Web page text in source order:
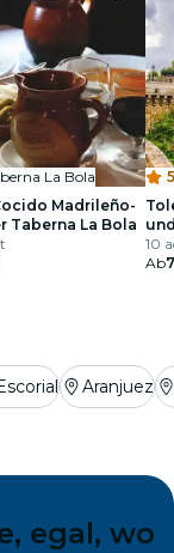
La Bola
Madrileño-
Taberna La Bola
10
Ab
Aranjuez
egal, wo